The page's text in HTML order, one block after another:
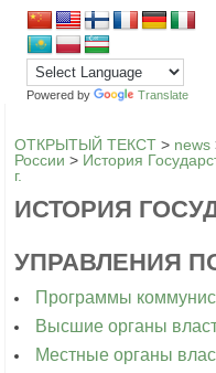
Powered by Translate
ОТКРЫТЫЙ ТЕКСТ > news
России > История
г.
ИСТОРИЯ
УПРАВЛЕНИЯ
Программы
Высшие органы
Местные органы
Текст пространства
Текст истории
Текст музыки
Текст музея
Редакция
Новости сайта